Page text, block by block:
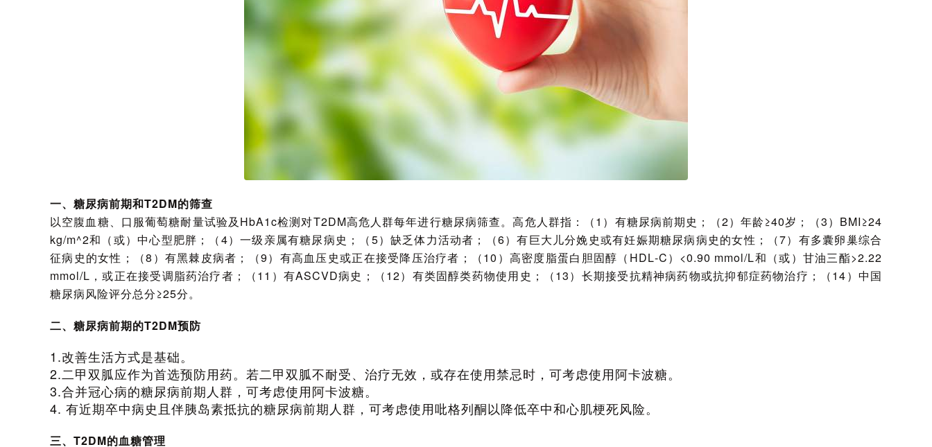
一、糖尿病前期和T2DM的筛查
以空腹血糖、口服葡萄糖耐量试验及HbA1c检测对T2DM高危人群每年进行糖尿病筛查。高危人群指：（1）有糖尿病前期史；（2）年龄≥40岁；（3）BMI≥24
kg/m^2和（或）中心型肥胖；（4）一级亲属有糖尿病史；（5）缺乏体力活动者；（6）有巨大儿分娩史或有妊娠期糖尿病病史的女性；（7）有多囊卵巢综合
征病史的女性；（8）有黑棘皮病者；（9）有高血压史或正在接受降压治疗者；（10）高密度脂蛋白胆固醇（HDL‑C）<0.90 mmol/L和（或）甘油三酯>2.22
mmol/L，或正在接受调脂药治疗者；（11）有ASCVD病史；（12）有类固醇类药物使用史；（13）长期接受抗精神病药物或抗抑郁症药物治疗；（14）中国
糖尿病风险评分总分≥25分。
二、糖尿病前期的T2DM预防
1.改善生活方式是基础。
2.二甲双胍应作为首选预防用药。若二甲双胍不耐受、治疗无效，或存在使用禁忌时，可考虑使用阿卡波糖。
3.合并冠心病的糖尿病前期人群，可考虑使用阿卡波糖。
4. 有近期卒中病史且伴胰岛素抵抗的糖尿病前期人群，可考虑使用吡格列酮以降低卒中和心肌梗死风险。
三、T2DM的血糖管理